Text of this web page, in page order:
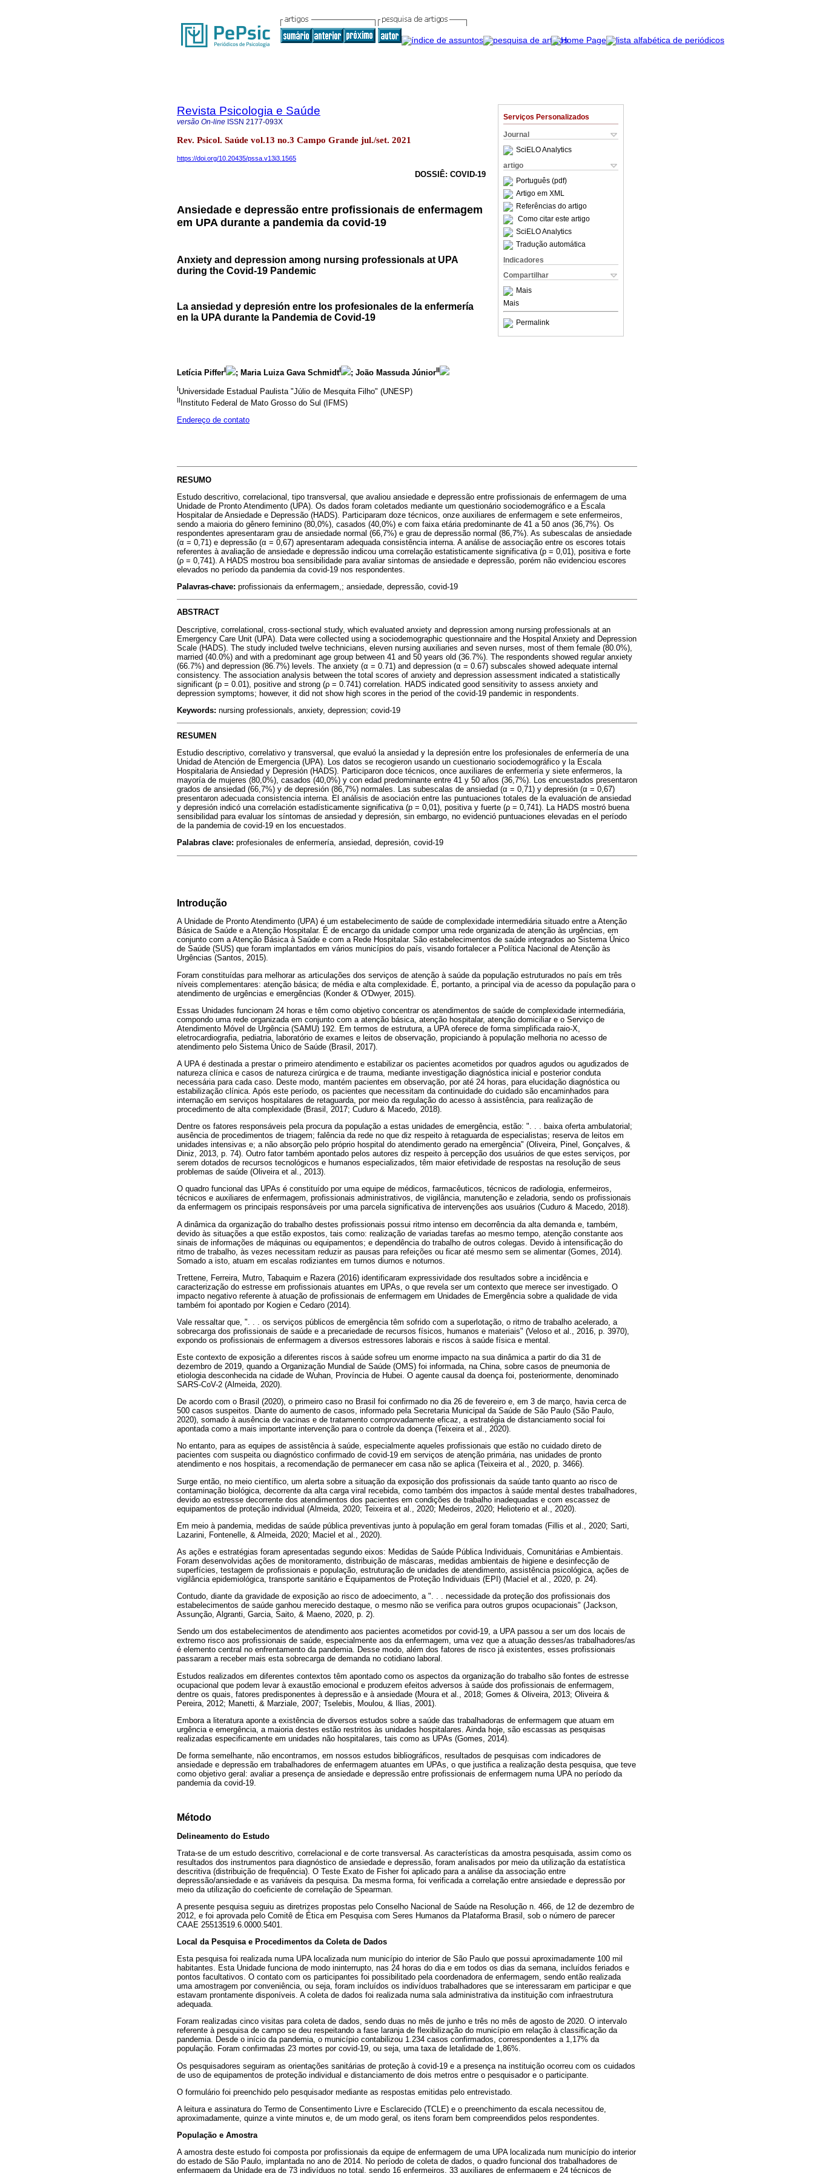
Serviços Personalizados
Journal
SciELO Analytics
artigo
Português (pdf)
Artigo em XML
Referências do artigo
Como citar este artigo
SciELO Analytics
Tradução automática
Indicadores
Compartilhar
Mais
Mais
Permalink
Revista Psicologia e Saúde
versão On-line ISSN 2177-093X
Rev. Psicol. Saúde vol.13 no.3 Campo Grande jul./set. 2021
https://doi.org/10.20435/pssa.v13i3.1565
DOSSIÊ: COVID-19
Ansiedade e depressão entre profissionais de enfermagem
em UPA durante a pandemia da covid-19
Anxiety and depression among nursing professionals at UPA
during the Covid-19 Pandemic
La ansiedad y depresión entre los profesionales de la enfermería
en la UPA durante la Pandemia de Covid-19
Letícia PifferI ; Maria Luiza Gava SchmidtI ; João Massuda JúniorII
IUniversidade Estadual Paulista "Júlio de Mesquita Filho" (UNESP)
IIInstituto Federal de Mato Grosso do Sul (IFMS)
Endereço de contato
RESUMO
Estudo descritivo, correlacional, tipo transversal, que avaliou ansiedade e depressão entre profissionais de enfermagem de uma
Unidade de Pronto Atendimento (UPA). Os dados foram coletados mediante um questionário sociodemográfico e a Escala
Hospitalar de Ansiedade e Depressão (HADS). Participaram doze técnicos, onze auxiliares de enfermagem e sete enfermeiros,
sendo a maioria do gênero feminino (80,0%), casados (40,0%) e com faixa etária predominante de 41 a 50 anos (36,7%). Os
respondentes apresentaram grau de ansiedade normal (66,7%) e grau de depressão normal (86,7%). As subescalas de ansiedade
(α = 0,71) e depressão (α = 0,67) apresentaram adequada consistência interna. A análise de associação entre os escores totais
referentes à avaliação de ansiedade e depressão indicou uma correlação estatisticamente significativa (p = 0,01), positiva e forte
(ρ = 0,741). A HADS mostrou boa sensibilidade para avaliar sintomas de ansiedade e depressão, porém não evidenciou escores
elevados no período da pandemia da covid-19 nos respondentes.
Palavras-chave: profissionais da enfermagem,; ansiedade, depressão, covid-19
ABSTRACT
Descriptive, correlational, cross-sectional study, which evaluated anxiety and depression among nursing professionals at an
Emergency Care Unit (UPA). Data were collected using a sociodemographic questionnaire and the Hospital Anxiety and Depression
Scale (HADS). The study included twelve technicians, eleven nursing auxiliaries and seven nurses, most of them female (80.0%),
married (40.0%) and with a predominant age group between 41 and 50 years old (36.7%). The respondents showed regular anxiety
(66.7%) and depression (86.7%) levels. The anxiety (α = 0.71) and depression (α = 0.67) subscales showed adequate internal
consistency. The association analysis between the total scores of anxiety and depression assessment indicated a statistically
significant (p = 0.01), positive and strong (ρ = 0.741) correlation. HADS indicated good sensitivity to assess anxiety and
depression symptoms; however, it did not show high scores in the period of the covid-19 pandemic in respondents.
Keywords: nursing professionals, anxiety, depression; covid-19
RESUMEN
Estudio descriptivo, correlativo y transversal, que evaluó la ansiedad y la depresión entre los profesionales de enfermería de una
Unidad de Atención de Emergencia (UPA). Los datos se recogieron usando un cuestionario sociodemográfico y la Escala
Hospitalaria de Ansiedad y Depresión (HADS). Participaron doce técnicos, once auxiliares de enfermería y siete enfermeros, la
mayoría de mujeres (80,0%), casados (40,0%) y con edad predominante entre 41 y 50 años (36,7%). Los encuestados presentaron
grados de ansiedad (66,7%) y de depresión (86,7%) normales. Las subescalas de ansiedad (α = 0,71) y depresión (α = 0,67)
presentaron adecuada consistencia interna. El análisis de asociación entre las puntuaciones totales de la evaluación de ansiedad
y depresión indicó una correlación estadísticamente significativa (p = 0,01), positiva y fuerte (ρ = 0,741). La HADS mostró buena
sensibilidad para evaluar los síntomas de ansiedad y depresión, sin embargo, no evidenció puntuaciones elevadas en el período
de la pandemia de covid-19 en los encuestados.
Palabras clave: profesionales de enfermería, ansiedad, depresión, covid-19
Introdução
A Unidade de Pronto Atendimento (UPA) é um estabelecimento de saúde de complexidade intermediária situado entre a Atenção
Básica de Saúde e a Atenção Hospitalar. É de encargo da unidade compor uma rede organizada de atenção às urgências, em
conjunto com a Atenção Básica à Saúde e com a Rede Hospitalar. São estabelecimentos de saúde integrados ao Sistema Único
de Saúde (SUS) que foram implantados em vários municípios do país, visando fortalecer a Política Nacional de Atenção às
Urgências (Santos, 2015).
Foram constituídas para melhorar as articulações dos serviços de atenção à saúde da população estruturados no país em três
níveis complementares: atenção básica; de média e alta complexidade. É, portanto, a principal via de acesso da população para o
atendimento de urgências e emergências (Konder & O'Dwyer, 2015).
Essas Unidades funcionam 24 horas e têm como objetivo concentrar os atendimentos de saúde de complexidade intermediária,
compondo uma rede organizada em conjunto com a atenção básica, atenção hospitalar, atenção domiciliar e o Serviço de
Atendimento Móvel de Urgência (SAMU) 192. Em termos de estrutura, a UPA oferece de forma simplificada raio-X,
eletrocardiografia, pediatria, laboratório de exames e leitos de observação, propiciando à população melhoria no acesso de
atendimento pelo Sistema Único de Saúde (Brasil, 2017).
A UPA é destinada a prestar o primeiro atendimento e estabilizar os pacientes acometidos por quadros agudos ou agudizados de
natureza clínica e casos de natureza cirúrgica e de trauma, mediante investigação diagnóstica inicial e posterior conduta
necessária para cada caso. Deste modo, mantém pacientes em observação, por até 24 horas, para elucidação diagnóstica ou
estabilização clínica. Após este período, os pacientes que necessitam da continuidade do cuidado são encaminhados para
internação em serviços hospitalares de retaguarda, por meio da regulação do acesso à assistência, para realização de
procedimento de alta complexidade (Brasil, 2017; Cuduro & Macedo, 2018).
Dentre os fatores responsáveis pela procura da população a estas unidades de emergência, estão: ". . . baixa oferta ambulatorial;
ausência de procedimentos de triagem; falência da rede no que diz respeito à retaguarda de especialistas; reserva de leitos em
unidades intensivas e; a não absorção pelo próprio hospital do atendimento gerado na emergência" (Oliveira, Pinel, Gonçalves, &
Diniz, 2013, p. 74). Outro fator também apontado pelos autores diz respeito à percepção dos usuários de que estes serviços, por
serem dotados de recursos tecnológicos e humanos especializados, têm maior efetividade de respostas na resolução de seus
problemas de saúde (Oliveira et al., 2013).
O quadro funcional das UPAs é constituído por uma equipe de médicos, farmacêuticos, técnicos de radiologia, enfermeiros,
técnicos e auxiliares de enfermagem, profissionais administrativos, de vigilância, manutenção e zeladoria, sendo os profissionais
da enfermagem os principais responsáveis por uma parcela significativa de intervenções aos usuários (Cuduro & Macedo, 2018).
A dinâmica da organização do trabalho destes profissionais possui ritmo intenso em decorrência da alta demanda e, também,
devido às situações a que estão expostos, tais como: realização de variadas tarefas ao mesmo tempo, atenção constante aos
sinais de informações de máquinas ou equipamentos; e dependência do trabalho de outros colegas. Devido à intensificação do
ritmo de trabalho, às vezes necessitam reduzir as pausas para refeições ou ficar até mesmo sem se alimentar (Gomes, 2014).
Somado a isto, atuam em escalas rodiziantes em turnos diurnos e noturnos.
Trettene, Ferreira, Mutro, Tabaquim e Razera (2016) identificaram expressividade dos resultados sobre a incidência e
caracterização do estresse em profissionais atuantes em UPAs, o que revela ser um contexto que merece ser investigado. O
impacto negativo referente à atuação de profissionais de enfermagem em Unidades de Emergência sobre a qualidade de vida
também foi apontado por Kogien e Cedaro (2014).
Vale ressaltar que, ". . . os serviços públicos de emergência têm sofrido com a superlotação, o ritmo de trabalho acelerado, a
sobrecarga dos profissionais de saúde e a precariedade de recursos físicos, humanos e materiais" (Veloso et al., 2016, p. 3970),
expondo os profissionais de enfermagem a diversos estressores laborais e riscos à saúde física e mental.
Este contexto de exposição a diferentes riscos à saúde sofreu um enorme impacto na sua dinâmica a partir do dia 31 de
dezembro de 2019, quando a Organização Mundial de Saúde (OMS) foi informada, na China, sobre casos de pneumonia de
etiologia desconhecida na cidade de Wuhan, Província de Hubei. O agente causal da doença foi, posteriormente, denominado
SARS-CoV-2 (Almeida, 2020).
De acordo com o Brasil (2020), o primeiro caso no Brasil foi confirmado no dia 26 de fevereiro e, em 3 de março, havia cerca de
500 casos suspeitos. Diante do aumento de casos, informado pela Secretaria Municipal da Saúde de São Paulo (São Paulo,
2020), somado à ausência de vacinas e de tratamento comprovadamente eficaz, a estratégia de distanciamento social foi
apontada como a mais importante intervenção para o controle da doença (Teixeira et al., 2020).
No entanto, para as equipes de assistência à saúde, especialmente aqueles profissionais que estão no cuidado direto de
pacientes com suspeita ou diagnóstico confirmado de covid-19 em serviços de atenção primária, nas unidades de pronto
atendimento e nos hospitais, a recomendação de permanecer em casa não se aplica (Teixeira et al., 2020, p. 3466).
Surge então, no meio científico, um alerta sobre a situação da exposição dos profissionais da saúde tanto quanto ao risco de
contaminação biológica, decorrente da alta carga viral recebida, como também dos impactos à saúde mental destes trabalhadores,
devido ao estresse decorrente dos atendimentos dos pacientes em condições de trabalho inadequadas e com escassez de
equipamentos de proteção individual (Almeida, 2020; Teixeira et al., 2020; Medeiros, 2020; Helioterio et al., 2020).
Em meio à pandemia, medidas de saúde pública preventivas junto à população em geral foram tomadas (Fillis et al., 2020; Sarti,
Lazarini, Fontenelle, & Almeida, 2020; Maciel et al., 2020).
As ações e estratégias foram apresentadas segundo eixos: Medidas de Saúde Pública Individuais, Comunitárias e Ambientais.
Foram desenvolvidas ações de monitoramento, distribuição de máscaras, medidas ambientais de higiene e desinfecção de
superfícies, testagem de profissionais e população, estruturação de unidades de atendimento, assistência psicológica, ações de
vigilância epidemiológica, transporte sanitário e Equipamentos de Proteção Individuais (EPI) (Maciel et al., 2020, p. 24).
Contudo, diante da gravidade de exposição ao risco de adoecimento, a ". . . necessidade da proteção dos profissionais dos
estabelecimentos de saúde ganhou merecido destaque, o mesmo não se verifica para outros grupos ocupacionais" (Jackson,
Assunção, Algranti, Garcia, Saito, & Maeno, 2020, p. 2).
Sendo um dos estabelecimentos de atendimento aos pacientes acometidos por covid-19, a UPA passou a ser um dos locais de
extremo risco aos profissionais de saúde, especialmente aos da enfermagem, uma vez que a atuação desses/as trabalhadores/as
é elemento central no enfrentamento da pandemia. Desse modo, além dos fatores de risco já existentes, esses profissionais
passaram a receber mais esta sobrecarga de demanda no cotidiano laboral.
Estudos realizados em diferentes contextos têm apontado como os aspectos da organização do trabalho são fontes de estresse
ocupacional que podem levar à exaustão emocional e produzem efeitos adversos à saúde dos profissionais de enfermagem,
dentre os quais, fatores predisponentes à depressão e à ansiedade (Moura et al., 2018; Gomes & Oliveira, 2013; Oliveira &
Pereira, 2012; Manetti, & Marziale, 2007; Tselebis, Moulou, & Ilias, 2001).
Embora a literatura aponte a existência de diversos estudos sobre a saúde das trabalhadoras de enfermagem que atuam em
urgência e emergência, a maioria destes estão restritos às unidades hospitalares. Ainda hoje, são escassas as pesquisas
realizadas especificamente em unidades não hospitalares, tais como as UPAs (Gomes, 2014).
De forma semelhante, não encontramos, em nossos estudos bibliográficos, resultados de pesquisas com indicadores de
ansiedade e depressão em trabalhadores de enfermagem atuantes em UPAs, o que justifica a realização desta pesquisa, que teve
como objetivo geral: avaliar a presença de ansiedade e depressão entre profissionais de enfermagem numa UPA no período da
pandemia da covid-19.
Método
Delineamento do Estudo
Trata-se de um estudo descritivo, correlacional e de corte transversal. As características da amostra pesquisada, assim como os
resultados dos instrumentos para diagnóstico de ansiedade e depressão, foram analisados por meio da utilização da estatística
descritiva (distribuição de frequência). O Teste Exato de Fisher foi aplicado para a análise da associação entre
depressão/ansiedade e as variáveis da pesquisa. Da mesma forma, foi verificada a correlação entre ansiedade e depressão por
meio da utilização do coeficiente de correlação de Spearman.
A presente pesquisa seguiu as diretrizes propostas pelo Conselho Nacional de Saúde na Resolução n. 466, de 12 de dezembro de
2012, e foi aprovada pelo Comitê de Ética em Pesquisa com Seres Humanos da Plataforma Brasil, sob o número de parecer
CAAE 25513519.6.0000.5401.
Local da Pesquisa e Procedimentos da Coleta de Dados
Esta pesquisa foi realizada numa UPA localizada num município do interior de São Paulo que possui aproximadamente 100 mil
habitantes. Esta Unidade funciona de modo ininterrupto, nas 24 horas do dia e em todos os dias da semana, incluídos feriados e
pontos facultativos. O contato com os participantes foi possibilitado pela coordenadora de enfermagem, sendo então realizada
uma amostragem por conveniência, ou seja, foram incluídos os indivíduos trabalhadores que se interessaram em participar e que
estavam prontamente disponíveis. A coleta de dados foi realizada numa sala administrativa da instituição com infraestrutura
adequada.
Foram realizadas cinco visitas para coleta de dados, sendo duas no mês de junho e três no mês de agosto de 2020. O intervalo
referente à pesquisa de campo se deu respeitando a fase laranja de flexibilização do município em relação à classificação da
pandemia. Desde o início da pandemia, o município contabilizou 1.234 casos confirmados, correspondentes a 1,17% da
população. Foram confirmadas 23 mortes por covid-19, ou seja, uma taxa de letalidade de 1,86%.
Os pesquisadores seguiram as orientações sanitárias de proteção à covid-19 e a presença na instituição ocorreu com os cuidados
de uso de equipamentos de proteção individual e distanciamento de dois metros entre o pesquisador e o participante.
O formulário foi preenchido pelo pesquisador mediante as respostas emitidas pelo entrevistado.
A leitura e assinatura do Termo de Consentimento Livre e Esclarecido (TCLE) e o preenchimento da escala necessitou de,
aproximadamente, quinze a vinte minutos e, de um modo geral, os itens foram bem compreendidos pelos respondentes.
População e Amostra
A amostra deste estudo foi composta por profissionais da equipe de enfermagem de uma UPA localizada num município do interior
do estado de São Paulo, implantada no ano de 2014. No período de coleta de dados, o quadro funcional dos trabalhadores de
enfermagem da Unidade era de 73 indivíduos no total, sendo 16 enfermeiros, 33 auxiliares de enfermagem e 24 técnicos de